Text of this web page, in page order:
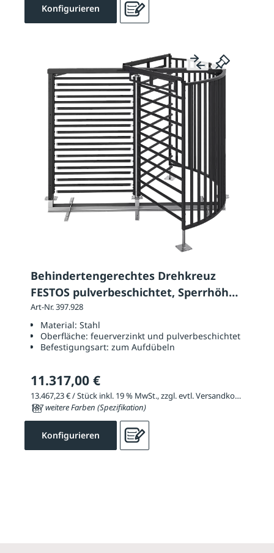
Konfigurieren
Behindertengerechtes Drehkreuz
FESTOS pulverbeschichtet, Sperrhöhe
2320 mm
Art-Nr. 397.928
Material: Stahl
Oberfläche: feuerverzinkt und pulverbeschichtet
Befestigungsart: zum Aufdübeln
11.317,00 €
13.467,23 € / Stück inkl. 19 % MwSt., zzgl. evtl. Versandkosten
187 weitere Farben (Spezifikation)
Konfigurieren